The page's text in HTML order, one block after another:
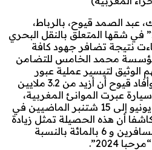
عبد الصمد قيوح، بالرباط،
حصيلة عملية “مرحبا 2025” في شقها المتعلق بالنقل البحري
نتيجة تضافر جهود كافة
محمد الخامس للتضامن
الوثيق لتيسير عملية عبور
مغاربة العالم عبر الموانئ. وأفاد قيوح أن أزيد من 3.2 ملايين
يقارب 739 ألف سيارة عبرت الموانئ المغربية،
خلال الفترة الممتدة من 10 يونيو إلى 15 شتنبر الماضيين في
عملية “مرحبا 2025″، كاشفا أن هذه الحصيلة تمثل زيادة
بنسبة 7 بالمائة في عدد المسافرين و 6 بالمائة بالنسبة
2024”.